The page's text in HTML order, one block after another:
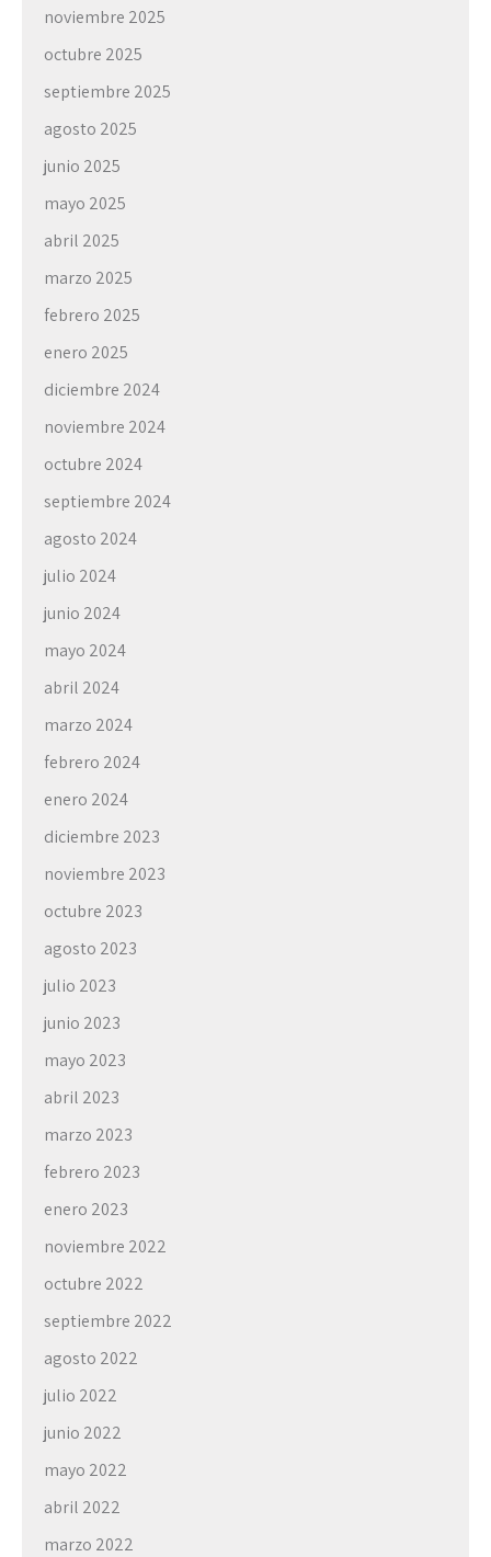
noviembre 2025
octubre 2025
septiembre 2025
agosto 2025
junio 2025
mayo 2025
abril 2025
marzo 2025
febrero 2025
enero 2025
diciembre 2024
noviembre 2024
octubre 2024
septiembre 2024
agosto 2024
julio 2024
junio 2024
mayo 2024
abril 2024
marzo 2024
febrero 2024
enero 2024
diciembre 2023
noviembre 2023
octubre 2023
agosto 2023
julio 2023
junio 2023
mayo 2023
abril 2023
marzo 2023
febrero 2023
enero 2023
noviembre 2022
octubre 2022
septiembre 2022
agosto 2022
julio 2022
junio 2022
mayo 2022
abril 2022
marzo 2022